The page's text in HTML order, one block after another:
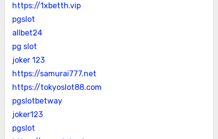
https://1xbetth.vip
pgslot
allbet24
pg slot
joker 123
https://samurai777.net
https://tokyoslot88.com
pgslotbetway
joker123
pgslot